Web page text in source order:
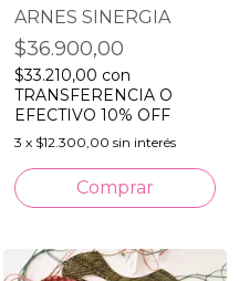
ARNES SINERGIA
$36.900,00
$33.210,00 con
TRANSFERENCIA O
EFECTIVO 10% OFF
3 x $12.300,00 sin interés